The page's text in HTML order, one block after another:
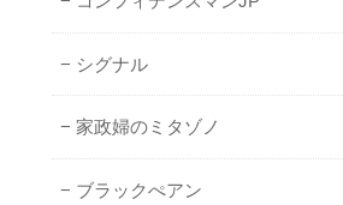
シグナル
家政婦のミタゾノ
ブラックぺアン